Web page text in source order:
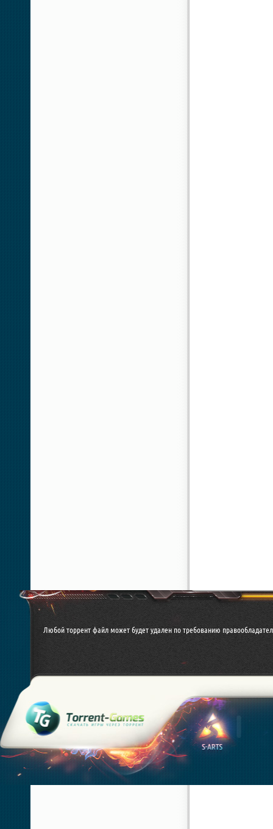
Любой торрент файл может будет удален по требованию